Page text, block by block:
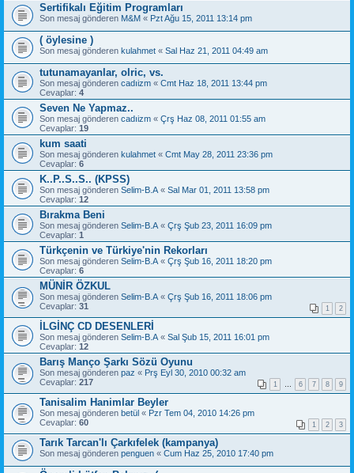
Sertifikalı Eğitim Programları
Son mesaj gönderen M&M « Pzt Ağu 15, 2011 13:14 pm
( öylesine )
Son mesaj gönderen kulahmet « Sal Haz 21, 2011 04:49 am
tutunamayanlar, olric, vs.
Son mesaj gönderen cadıizm « Cmt Haz 18, 2011 13:44 pm
Cevaplar: 4
Seven Ne Yapmaz..
Son mesaj gönderen cadıizm « Çrş Haz 08, 2011 01:55 am
Cevaplar: 19
kum saati
Son mesaj gönderen kulahmet « Cmt May 28, 2011 23:36 pm
Cevaplar: 6
K..P..S..S.. (KPSS)
Son mesaj gönderen Selim-B.A « Sal Mar 01, 2011 13:58 pm
Cevaplar: 12
Bırakma Beni
Son mesaj gönderen Selim-B.A « Çrş Şub 23, 2011 16:09 pm
Cevaplar: 1
Türkçenin ve Türkiye'nin Rekorları
Son mesaj gönderen Selim-B.A « Çrş Şub 16, 2011 18:20 pm
Cevaplar: 6
MÜNİR ÖZKUL
Son mesaj gönderen Selim-B.A « Çrş Şub 16, 2011 18:06 pm
Cevaplar: 31 1 2
İLGİNÇ CD DESENLERİ
Son mesaj gönderen Selim-B.A « Sal Şub 15, 2011 16:01 pm
Cevaplar: 12
Barış Manço Şarkı Sözü Oyunu
Son mesaj gönderen paz « Prş Eyl 30, 2010 00:32 am
Cevaplar: 217 1 6 7 8 9
Tanisalim Hanimlar Beyler
Son mesaj gönderen betül « Pzr Tem 04, 2010 14:26 pm
Cevaplar: 60 1 2 3
Tarık Tarcan'lı Çarkıfelek (kampanya)
Son mesaj gönderen penguen « Cum Haz 25, 2010 17:40 pm